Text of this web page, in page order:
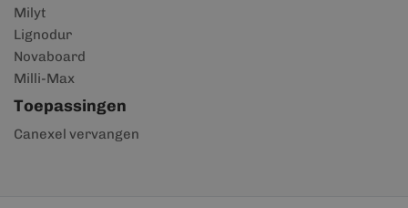
Milyt
Lignodur
Novaboard
Milli-Max
Toepassingen
Canexel vervangen